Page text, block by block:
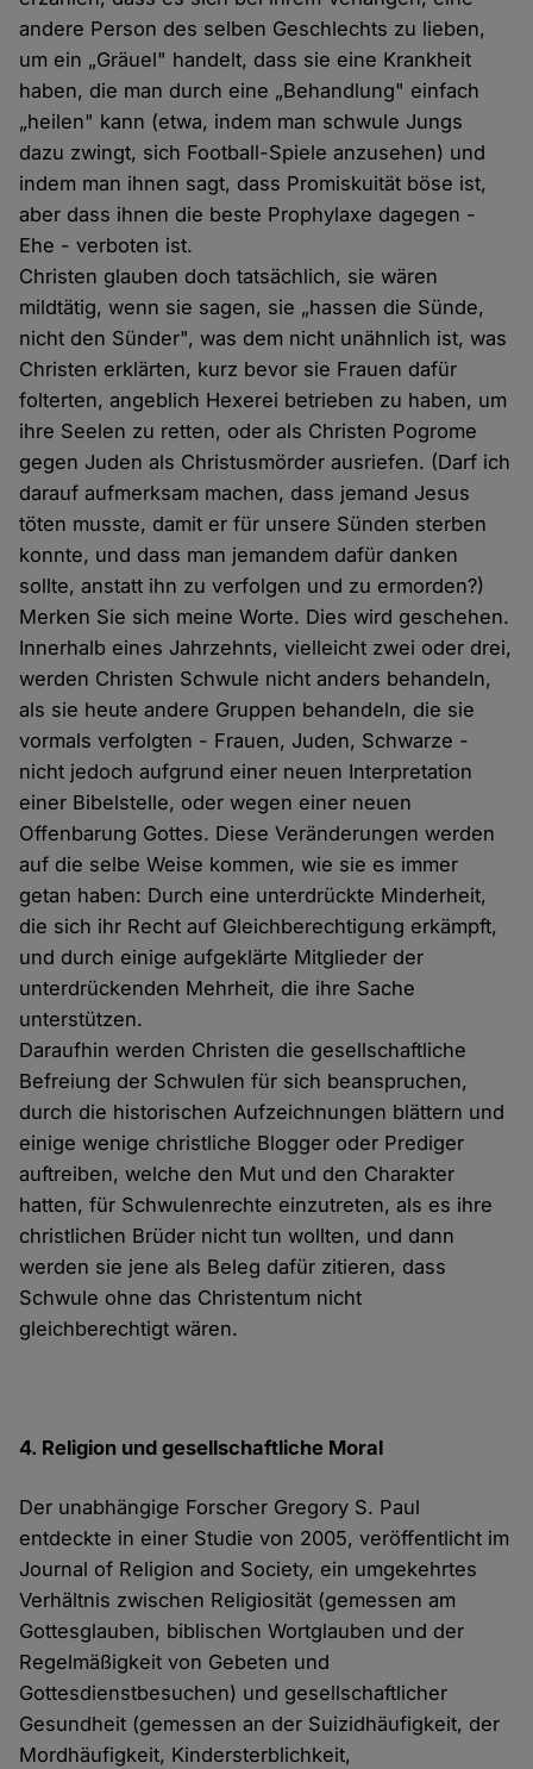
andere Person des selben Geschlechts zu lieben,
um ein „Gräuel" handelt, dass sie eine Krankheit
haben, die man durch eine „Behandlung" einfach
„heilen" kann (etwa, indem man schwule Jungs
dazu zwingt, sich Football-Spiele anzusehen) und
indem man ihnen sagt, dass Promiskuität böse ist,
aber dass ihnen die beste Prophylaxe dagegen -
Ehe - verboten ist.
Christen glauben doch tatsächlich, sie wären
mildtätig, wenn sie sagen, sie „hassen die Sünde,
nicht den Sünder", was dem nicht unähnlich ist, was
Christen erklärten, kurz bevor sie Frauen dafür
folterten, angeblich Hexerei betrieben zu haben, um
ihre Seelen zu retten, oder als Christen Pogrome
gegen Juden als Christusmörder ausriefen. (Darf ich
darauf aufmerksam machen, dass jemand Jesus
töten musste, damit er für unsere Sünden sterben
konnte, und dass man jemandem dafür danken
sollte, anstatt ihn zu verfolgen und zu ermorden?)
Merken Sie sich meine Worte. Dies wird geschehen.
Innerhalb eines Jahrzehnts, vielleicht zwei oder drei,
werden Christen Schwule nicht anders behandeln,
als sie heute andere Gruppen behandeln, die sie
vormals verfolgten - Frauen, Juden, Schwarze -
nicht jedoch aufgrund einer neuen Interpretation
einer Bibelstelle, oder wegen einer neuen
Offenbarung Gottes. Diese Veränderungen werden
auf die selbe Weise kommen, wie sie es immer
getan haben: Durch eine unterdrückte Minderheit,
die sich ihr Recht auf Gleichberechtigung erkämpft,
und durch einige aufgeklärte Mitglieder der
unterdrückenden Mehrheit, die ihre Sache
unterstützen.
Daraufhin werden Christen die gesellschaftliche
Befreiung der Schwulen für sich beanspruchen,
durch die historischen Aufzeichnungen blättern und
einige wenige christliche Blogger oder Prediger
auftreiben, welche den Mut und den Charakter
hatten, für Schwulenrechte einzutreten, als es ihre
christlichen Brüder nicht tun wollten, und dann
werden sie jene als Beleg dafür zitieren, dass
Schwule ohne das Christentum nicht
gleichberechtigt wären.
4. Religion und gesellschaftliche Moral
Der unabhängige Forscher Gregory S. Paul
entdeckte in einer Studie von 2005, veröffentlicht im
Journal of Religion and Society, ein umgekehrtes
Verhältnis zwischen Religiosität (gemessen am
Gottesglauben, biblischen Wortglauben und der
Regelmäßigkeit von Gebeten und
Gottesdienstbesuchen) und gesellschaftlicher
Gesundheit (gemessen an der Suizidhäufigkeit, der
Mordhäufigkeit, Kindersterblichkeit,